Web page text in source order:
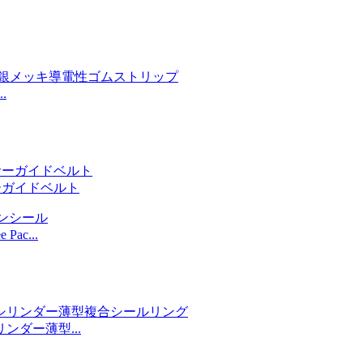
イドベルト
Pac...
ンダー薄型...